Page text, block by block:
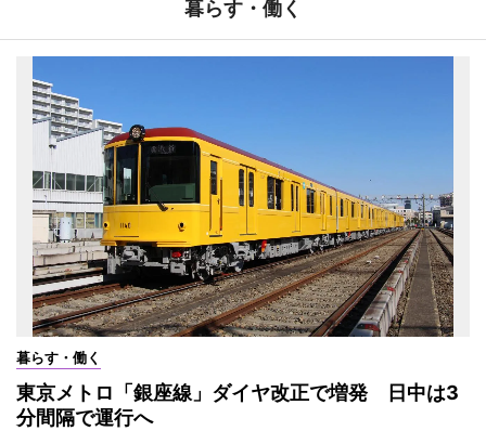
暮らす・働く
暮らす・働く
東京メトロ「銀座線」ダイヤ改正で増発 日中は3
分間隔で運行へ